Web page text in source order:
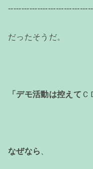
だったそうだ。
「デモ活動は控えて Ｃ
なぜなら